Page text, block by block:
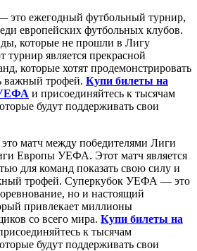
это ежегодный футбольный турнир,
европейских футбольных клубов.
которые не прошли в Лигу
является прекрасной
которые хотят продемонстрировать
важный трофей. Купи билеты на
и присоединяйтесь к тысячам
будут поддерживать свои
матч между победителями Лиги
Европы УЕФА. Этот матч является
для команд показать свою силу и
трофей. Суперкубок УЕФА — это
но и настоящий
привлекает миллионы
со всего мира. Купи билеты на
к тысячам
будут поддерживать свои